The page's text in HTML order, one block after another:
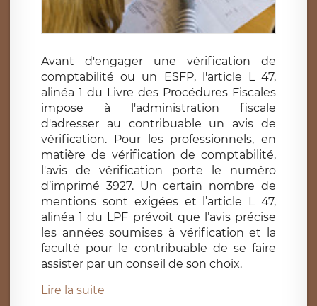
Avant d'engager une vérification de
comptabilité ou un ESFP, l'article L 47,
alinéa 1 du Livre des Procédures Fiscales
impose à l'administration fiscale
d'adresser au contribuable un avis de
vérification. Pour les professionnels, en
matière de vérification de comptabilité,
l'avis de vérification porte le numéro
d’imprimé 3927. Un certain nombre de
mentions sont exigées et l’article L 47,
alinéa 1 du LPF prévoit que l’avis précise
les années soumises à vérification et la
faculté pour le contribuable de se faire
assister par un conseil de son choix.
Lire la suite